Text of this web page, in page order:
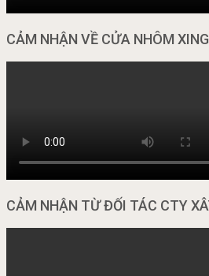
CẢM NHẬN VỀ CỬA NHÔM
CẢM NHẬN TỪ ĐỐI TÁC CTY